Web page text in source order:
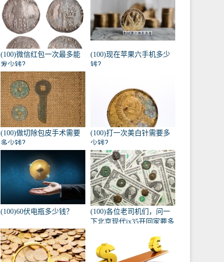
(100)微信红包一次最多能
发少钱？
(100)现在苹果六手机多少
钱？
(100)做切除包皮手术需要
多少钱？
(100)打一次美白针需要多
少钱？
(100)60伏电瓶多少钱？
(100)各位老司机们，问一
下北京现代ix35开回家要多